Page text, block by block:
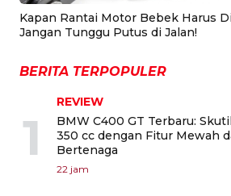
Kapan Rantai Motor Bebek Harus
Jangan Tunggu Putus di Jalan!
BERITA TERPOPULER
1
REVIEW
BMW C400 GT Terbaru:
350 cc dengan Fitur Mewah
Bertenaga
22 jam